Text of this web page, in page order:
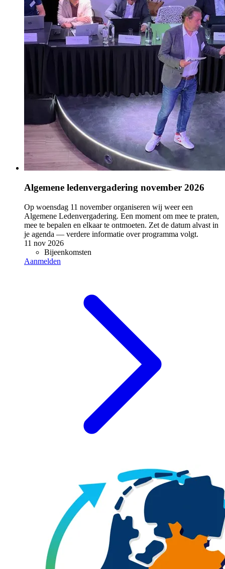
Algemene ledenvergadering november 2026
Op woensdag 11 november organiseren wij weer een
Algemene Ledenvergadering. Een moment om mee te praten,
mee te bepalen en elkaar te ontmoeten. Zet de datum alvast in
je agenda — verdere informatie over programma volgt.
11 nov 2026
Bijeenkomsten
Aanmelden